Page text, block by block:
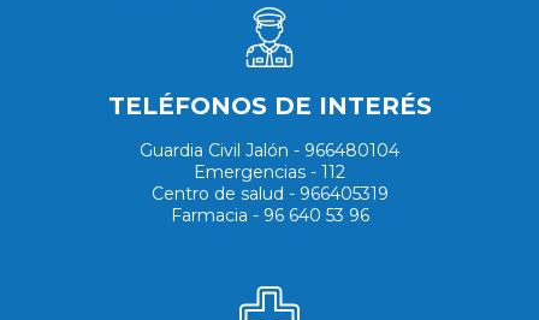
TELÉFONOS DE INTERÉS
Guardia Civil Jalón - 966480104
Emergencias - 112
Centro de salud - 966405319
Farmacia - 96 640 53 96